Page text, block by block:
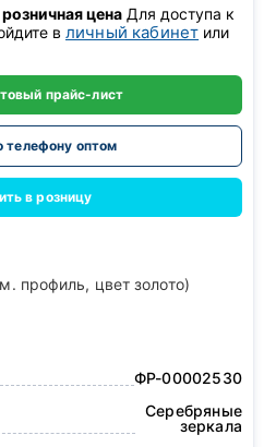
цена Для доступа к
в личный кабинет или
прайс-лист
телефону оптом
в розницу
профиль, цвет золото)
ФР-00002530
Серебряные
зеркала